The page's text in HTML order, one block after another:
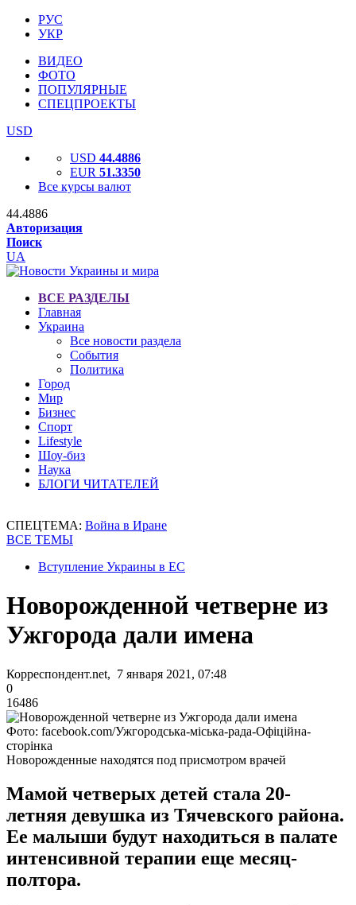
РУС
УКР
ВИДЕО
ФОТО
ПОПУЛЯРНЫЕ
СПЕЦПРОЕКТЫ
USD
USD 44.4886
EUR 51.3350
Все курсы валют
44.4886
Авторизация
Поиск
UA
ВСЕ РАЗДЕЛЫ
Главная
Украина
Все новости раздела
События
Политика
Город
Мир
Бизнес
Спорт
Lifestyle
Шоу-биз
Наука
БЛОГИ ЧИТАТЕЛЕЙ
СПЕЦТЕМА: Война в Иране
ВСЕ ТЕМЫ
Вступление Украины в ЕС
Новорожденной четверне из
Ужгорода дали имена
Корреспондент.net, 7 января 2021, 07:48
0
16486
Фото: facebook.com/Ужгородська-міська-рада-Офіційна-
сторінка
Новорожденные находятся под присмотром врачей
Мамой четверых детей стала 20-
летняя девушка из Тячевского района.
Ее малыши будут находиться в палате
интенсивной терапии еще месяц-
полтора.